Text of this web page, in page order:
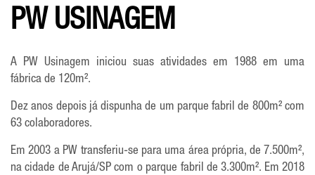
PW USINAGEM
A PW Usinagem iniciou suas atividades em 1988 em uma
fábrica de 120m².
Dez anos depois já dispunha de um parque fabril de 800m² com
63 colaboradores.
Em 2003 a PW transferiu-se para uma área própria, de 7.500m²,
na cidade de Arujá/SP com o parque fabril de 3.300m². Em 2018